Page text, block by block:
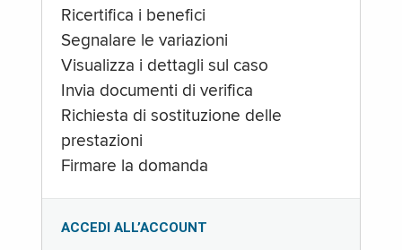
Ricertifica i benefici
Segnalare le variazioni
Visualizza i dettagli sul caso
Invia documenti di verifica
Richiesta di sostituzione delle
prestazioni
Firmare la domanda
ACCEDI ALL’ACCOUNT